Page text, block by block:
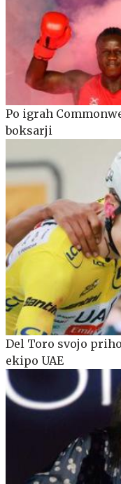
Po igrah
boksarji
Del Toro svojo
ekipo UAE